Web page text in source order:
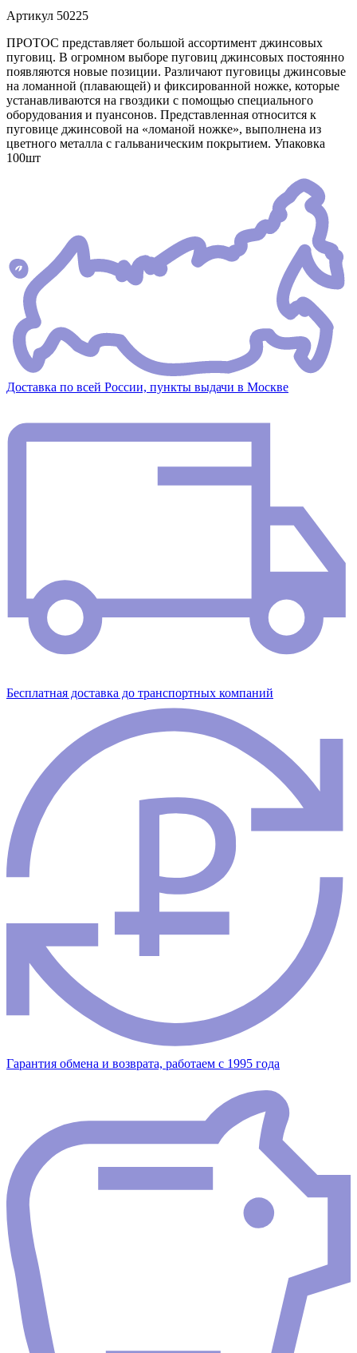
Артикул 50225
ПРОТОС представляет большой ассортимент джинсовых
пуговиц. В огромном выборе пуговиц джинсовых постоянно
появляются новые позиции. Различают пуговицы джинсовые
на ломанной (плавающей) и фиксированной ножке, которые
устанавливаются на гвоздики с помощью специального
оборудования и пуансонов. Представленная относится к
пуговице джинсовой на «ломаной ножке», выполнена из
цветного металла с гальваническим покрытием. Упаковка
100шт
Доставка по всей России, пункты выдачи в Москве
Бесплатная доставка до транспортных компаний
Гарантия обмена и возврата, работаем с 1995 года